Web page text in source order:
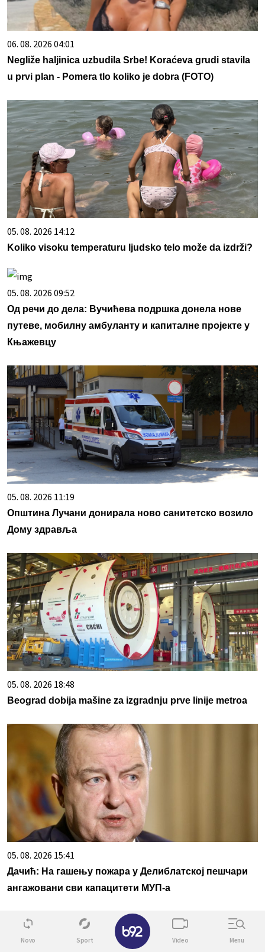
06. 08. 2026 04:01
Negliže haljinica uzbudila Srbe! Koraćeva grudi stavila
u prvi plan - Pomera tlo koliko je dobra (FOTO)
05. 08. 2026 14:12
Koliko visoku temperaturu ljudsko telo može da izdrži?
05. 08. 2026 09:52
Од речи до дела: Вучићева подршка донела нове
путеве, мобилну амбуланту и капиталне пројекте у
Књажевцу
05. 08. 2026 11:19
Општина Лучани донирала ново санитетско возило
Дому здравља
05. 08. 2026 18:48
Beograd dobija mašine za izgradnju prve linije metroa
05. 08. 2026 15:41
Дачић: На гашењу пожара у Делиблатској пешчари
ангажовани сви капацитети МУП-а
Povezane vesti
Novo Sport Video Menu
✕